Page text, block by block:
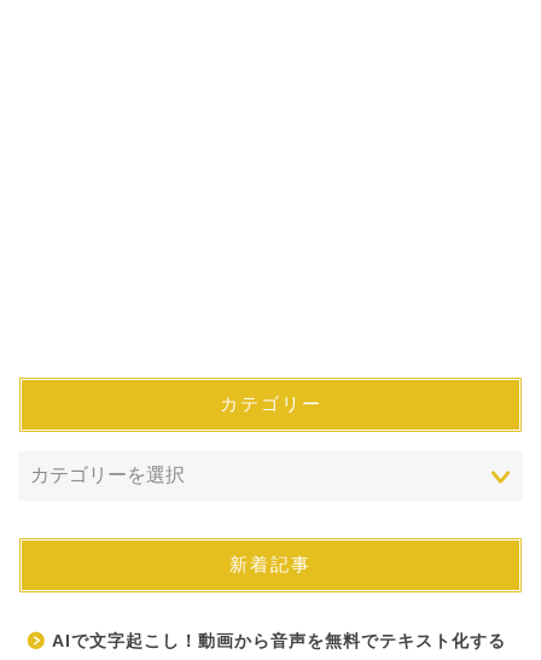
カテゴリー
新着記事
AIで文字起こし！動画から音声を無料でテキスト化する